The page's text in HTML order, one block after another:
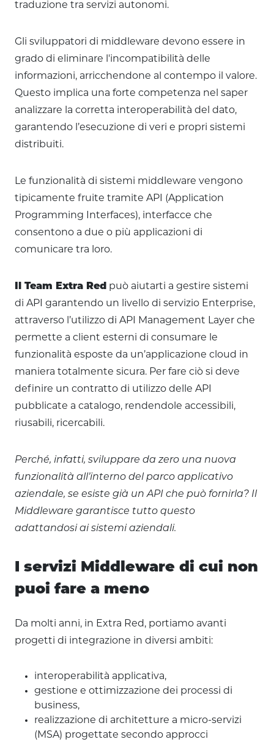
traduzione tra servizi autonomi.
Gli sviluppatori di middleware devono essere in
grado di eliminare l'incompatibilità delle
informazioni, arricchendone al contempo il valore.
Questo implica una forte competenza nel saper
analizzare la corretta interoperabilità del dato,
garantendo l’esecuzione di veri e propri sistemi
distribuiti.
Le funzionalità di sistemi middleware vengono
tipicamente fruite tramite API (Application
Programming Interfaces), interfacce che
consentono a due o più applicazioni di
comunicare tra loro.
Il Team Extra Red può aiutarti a gestire sistemi
di API garantendo un livello di servizio Enterprise,
attraverso l’utilizzo di API Management Layer che
permette a client esterni di consumare le
funzionalità esposte da un’applicazione cloud in
maniera totalmente sicura. Per fare ciò si deve
definire un contratto di utilizzo delle API
pubblicate a catalogo, rendendole accessibili,
riusabili, ricercabili.
Perché, infatti, sviluppare da zero una nuova
funzionalità all’interno del parco applicativo
aziendale, se esiste già un API che può fornirla? Il
Middleware garantisce tutto questo
adattandosi ai sistemi aziendali.
I servizi Middleware di cui non
puoi fare a meno
Da molti anni, in Extra Red, portiamo avanti
progetti di integrazione in diversi ambiti:
interoperabilità applicativa,
gestione e ottimizzazione dei processi di
business,
realizzazione di architetture a micro-servizi
(MSA) progettate secondo approcci